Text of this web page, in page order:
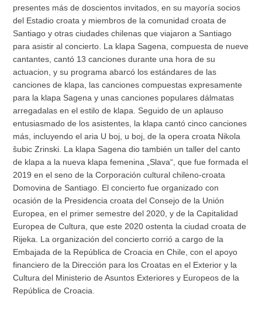
presentes más de doscientos invitados, en su mayoría socios
del Estadio croata y miembros de la comunidad croata de
Santiago y otras ciudades chilenas que viajaron a Santiago
para asistir al concierto. La klapa Sagena, compuesta de nueve
cantantes, cantó 13 canciones durante una hora de su
actuacion, y su programa abarcó los estándares de las
canciones de klapa, las canciones compuestas expresamente
para la klapa Sagena y unas canciones populares dálmatas
arregadalas en el estilo de klapa. Seguido de un aplauso
entusiasmado de los asistentes, la klapa cantó cinco canciones
más, incluyendo el aria U boj, u boj, de la opera croata Nikola
šubic Zrinski. La klapa Sagena dio también un taller del canto
de klapa a la nueva klapa femenina „Slava“, que fue formada el
2019 en el seno de la Corporación cultural chileno-croata
Domovina de Santiago. El concierto fue organizado con
ocasión de la Presidencia croata del Consejo de la Unión
Europea, en el primer semestre del 2020, y de la Capitalidad
Europea de Cultura, que este 2020 ostenta la ciudad croata de
Rijeka. La organización del concierto corrió a cargo de la
Embajada de la República de Croacia en Chile, con el apoyo
financiero de la Dirección para los Croatas en el Exterior y la
Cultura del Ministerio de Asuntos Exteriores y Europeos de la
República de Croacia.